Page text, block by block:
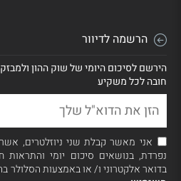
הרשמה לדיוור
הירשם לסיכום היומי של שוק ההון
חובה לכל משקיע
אני מאשר קבלת שני ניוזלטרים,
נפרדת, בנושאים סיכום יומי והתראות
בדואר אלקטרוני ו/ או באמצעות הסלולר